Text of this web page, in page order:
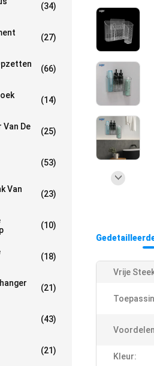
(34)
(27)
(66)
(14)
De
(25)
(53)
Van
(23)
(10)
(18)
(21)
(43)
(21)
Vrije
Kleur: